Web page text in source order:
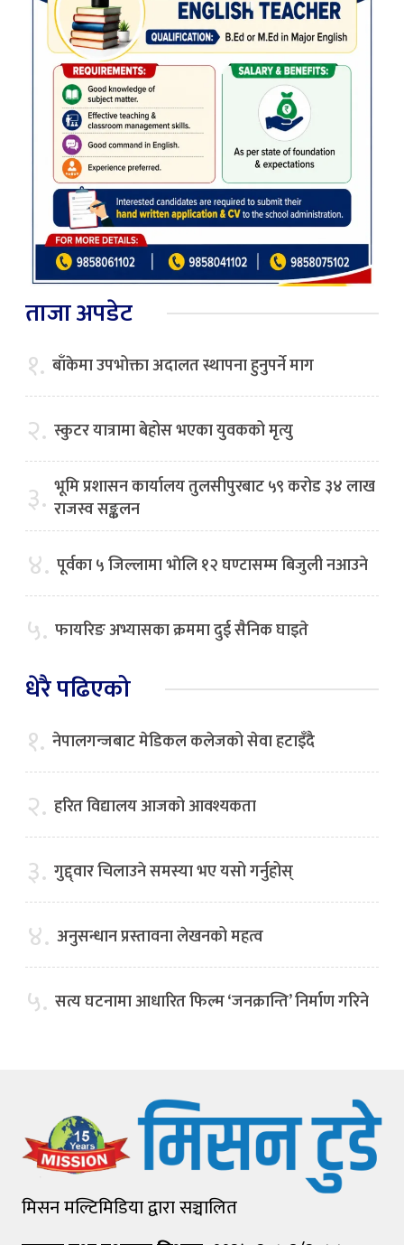
ताजा अपडेट
१. बाँकेमा उपभोक्ता अदालत स्थापना हुनुपर्ने माग
२. स्कुटर यात्रामा बेहोस भएका युवकको मृत्यु
३. भूमि प्रशासन कार्यालय तुलसीपुरबाट ५९ करोड ३४ लाख
राजस्व सङ्कलन
४. पूर्वका ५ जिल्लामा भाेलि १२ घण्टासम्म बिजुली नआउने
५. फायरिङ अभ्यासका क्रममा दुई सैनिक घाइते
धेरै पढिएको
१. नेपालगन्जबाट मेडिकल कलेजको सेवा हटाइँदै
२. हरित विद्यालय आजको आवश्यकता
३. गुद्द्वार चिलाउने समस्या भए यसो गर्नुहोस्
४. अनुसन्धान प्रस्तावना लेखनको महत्व
५. सत्य घटनामा आधारित फिल्म ‘जनक्रान्ति’ निर्माण गरिने
मिसन मल्टिमिडिया द्वारा सञ्चालित